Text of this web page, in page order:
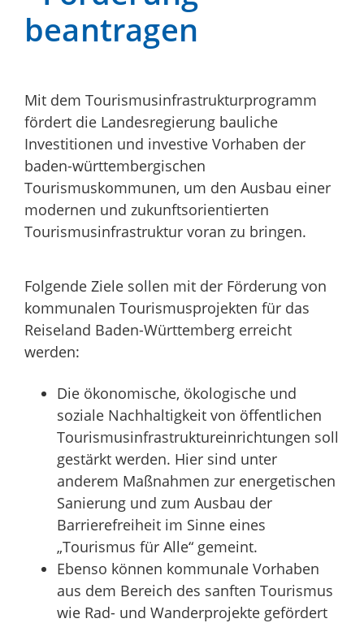
beantragen
Mit dem Tourismusinfrastrukturprogramm
fördert die Landesregierung bauliche
Investitionen und investive Vorhaben der
baden-württembergischen
Tourismuskommunen, um den Ausbau einer
modernen und zukunftsorientierten
Tourismusinfrastruktur voran zu bringen.
Folgende Ziele sollen mit der Förderung von
kommunalen Tourismusprojekten für das
Reiseland Baden-Württemberg erreicht
werden:
Die ökonomische, ökologische und
soziale Nachhaltigkeit von öffentlichen
Tourismusinfrastruktureinrichtungen soll
gestärkt werden. Hier sind unter
anderem Maßnahmen zur energetischen
Sanierung und zum Ausbau der
Barrierefreiheit im Sinne eines
„Tourismus für Alle“ gemeint.
Ebenso können kommunale Vorhaben
aus dem Bereich des sanften Tourismus
wie Rad- und Wanderprojekte gefördert